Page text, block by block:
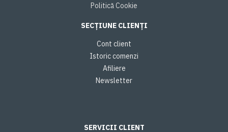
Politică Cookie
SECȚIUNE CLIENȚI
Cont client
Istoric comenzi
Afiliere
Newsletter
SERVICII CLIENT